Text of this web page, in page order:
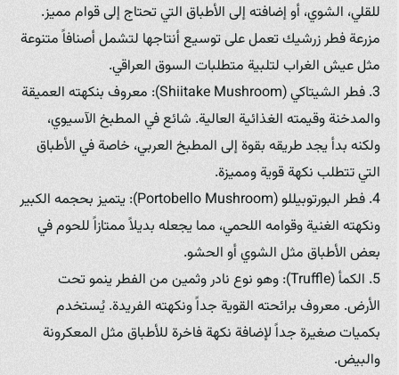
للقلي، الشوي، أو إضافته إلى الأطباق التي تحتاج إلى قوام مميز.
مزرعة فطر زرشيك تعمل على توسيع أنتاجها لتشمل أصنافاً متنوعة
مثل عيش الغراب لتلبية متطلبات السوق العراقي.
3. فطر الشيتاكي (Shiitake Mushroom): معروف بنكهته العميقة
والمدخنة وقيمته الغذائية العالية. شائع في المطبخ الآسيوي،
ولكنه بدأ يجد طريقه بقوة إلى المطبخ العربي، خاصة في الأطباق
التي تتطلب نكهة قوية ومميزة.
4. فطر البورتوبيللو (Portobello Mushroom): يتميز بحجمه الكبير
ونكهته الغنية وقوامه اللحمي، مما يجعله بديلاً ممتازاً للحوم في
بعض الأطباق مثل الشوي أو الحشو.
5. الكمأ (Truffle): وهو نوع نادر وثمين من الفطر ينمو تحت
الأرض. معروف برائحته القوية جداً ونكهته الفريدة. يُستخدم
بكميات صغيرة جداً لإضافة نكهة فاخرة للأطباق مثل المعكرونة
والبيض.